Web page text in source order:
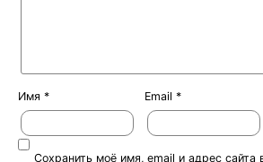
Имя * Email *
Сохранить моё имя, email и адрес сайта